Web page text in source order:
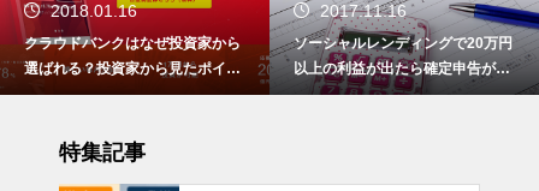
2018.01.16
クラウドバンクはなぜ投資家から
選ばれる？投資家から見たポイン
トをまとめました
2017.11.16
ソーシャルレンディングで20万円
以上の利益が出たら確定申告が必
要です！
特集記事